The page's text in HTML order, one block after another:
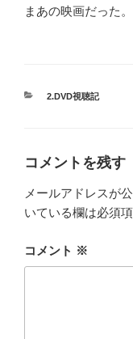
まあの映画だった。
カ
2.DVD視聴記
コメントを残す
メールアドレスが
いている欄は必須
コメント ※